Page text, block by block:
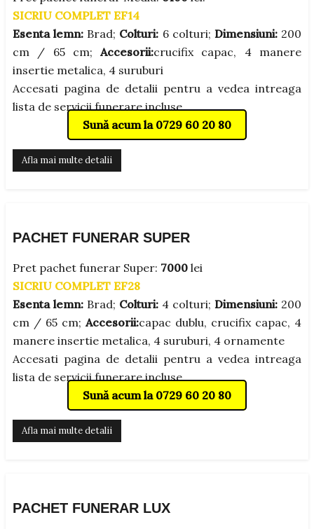
SICRIU COMPLET EF14
Esenta lemn: Brad; Colturi: 6 colturi; Dimensiuni:200
cm / 65 cm;Accesorii:crucifix capac, 4 manere
insertie metalica, 4 suruburi
Accesati pagina de detalii pentru a vedea intreaga
lista de servicii funerare incluse.
Sună acum la 0729 60 20 80
Afla mai multe detalii
PACHET FUNERAR SUPER
Pret pachet funerar Super: 7000 lei
SICRIU COMPLET EF28
Esenta lemn: Brad; Colturi: 4 colturi; Dimensiuni: 200
cm / 65 cm; Accesorii:capac dublu, crucifix capac, 4
manere insertie metalica, 4 suruburi, 4 ornamente
Accesati pagina de detalii pentru a vedea intreaga
lista de servicii funerare incluse.
Sună acum la 0729 60 20 80
Afla mai multe detalii
PACHET FUNERAR LUX